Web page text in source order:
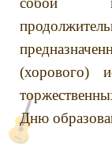
(хорового)
Дню
4.2